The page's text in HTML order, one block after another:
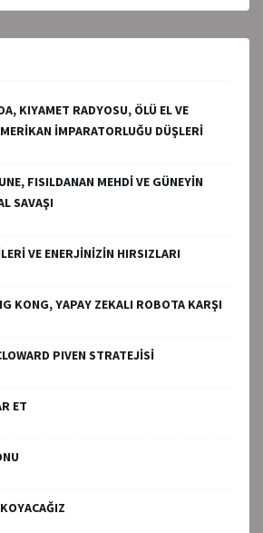
KIYAMET RADYOSU, ÖLÜ EL VE
İMPARATORLUĞU DÜŞLERİ
FISILDANAN MEHDİ VE GÜNEYİN
SAVAŞI
VE ENERJİNİZİN HIRSIZLARI
KONG, YAPAY ZEKALI ROBOTA KARŞI
PIVEN STRATEJİSİ
ET